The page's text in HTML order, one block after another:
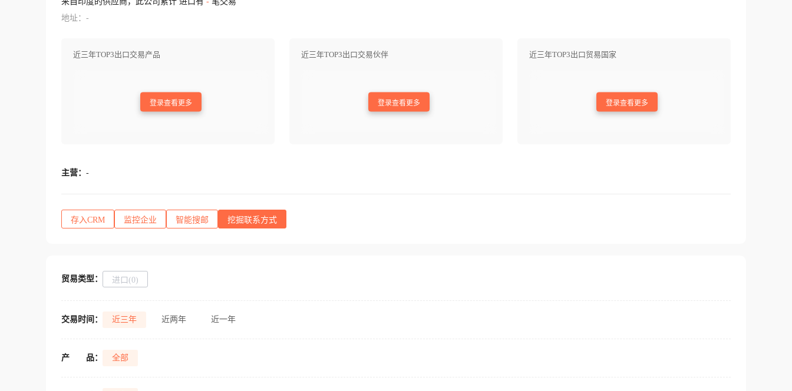
地址：-
近三年TOP3出口交易产品
登录查看更多
近三年TOP3出口交易伙伴
登录查看更多
近三年TOP3出口贸易国家
登录查看更多
主营： -
存入CRM 监控企业 智能搜邮 挖掘联系方式
贸易类型： 进口(0)
交易时间： 近三年 近两年 近一年
产 品： 全部